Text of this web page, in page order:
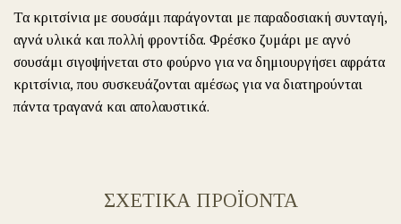
Τα κριτσίνια με σουσάμι παράγονται με παραδοσιακή συνταγή,
αγνά υλικά και πολλή φροντίδα. Φρέσκο ζυμάρι με αγνό
σουσάμι σιγοψήνεται στο φούρνο για να δημιουργήσει αφράτα
κριτσίνια, που συσκευάζονται αμέσως για να διατηρούνται
πάντα τραγανά και απολαυστικά.
ΣΧΕΤΙΚΑ ΠΡΟΪΟΝΤΑ